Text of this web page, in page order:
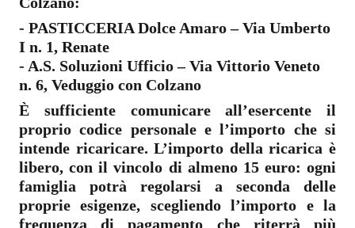
- PASTICCERIA Dolce Amaro – Via Umberto
I n. 1, Renate
- A.S. Soluzioni Ufficio – Via Vittorio Veneto
n. 6, Veduggio con Colzano
È sufficiente comunicare all’esercente il
proprio codice personale e l’importo che si
intende ricaricare. L’importo della ricarica è
libero, con il vincolo di almeno 15 euro: ogni
famiglia potrà regolarsi a seconda delle
proprie esigenze, scegliendo l’importo e la
frequenza di pagamento che riterrà più